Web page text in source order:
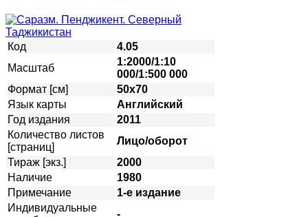
Код
4.05
Масштаб
1:2000/1:10
000/1:500 000
Формат [см]
50х70
Язык карты
Английский
Год издания
2011
Количество листов
[страниц]
Лицо/оборот
Тираж [экз.]
2000
Наличие
1980
Примечание
1-е издание
Индивидуальные
-